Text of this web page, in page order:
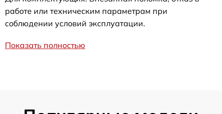
работе или техническим параметрам при
соблюдении условий эксплуатации.
Показать полностью